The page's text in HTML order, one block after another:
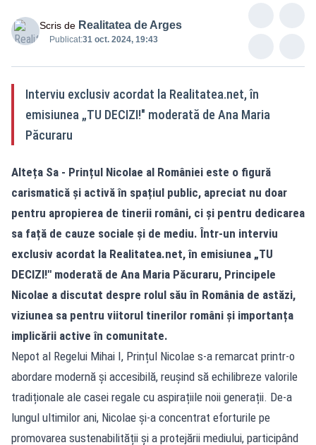
Scris de Realitatea de Arges
Publicat:31 oct. 2024, 19:43
Interviu exclusiv acordat la Realitatea.net, în
emisiunea „TU DECIZI!" moderată de Ana Maria
Păcuraru
Alteța Sa - Prințul Nicolae al României este o figură
carismatică și activă în spațiul public, apreciat nu doar
pentru apropierea de tinerii români, ci și pentru dedicarea
sa față de cauze sociale și de mediu. Într-un interviu
exclusiv acordat la Realitatea.net, în emisiunea „TU
DECIZI!" moderată de Ana Maria Păcuraru, Principele
Nicolae a discutat despre rolul său în România de astăzi,
viziunea sa pentru viitorul tinerilor români și importanța
implicării active în comunitate.
Nepot al Regelui Mihai I, Prințul Nicolae s-a remarcat printr-o
abordare modernă și accesibilă, reușind să echilibreze valorile
tradiționale ale casei regale cu aspirațiile noii generații. De-a
lungul ultimilor ani, Nicolae și-a concentrat eforturile pe
promovarea sustenabilității și a protejării mediului, participând